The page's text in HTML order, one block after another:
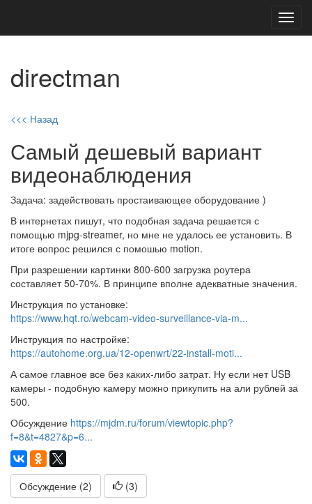
directman
<<< Назад
Самый дешевый вариант
видеонаблюдения
Задача: задействовать простаивающее оборудование )
В интернетах пишут, что подобная задача решается с
помощью mjpg-streamer, но мне не удалось ее установить. В
итоге вопрос решился с помошью motion.
При разрешении картинки 800-600 загрузка роутера
составляет 50-70%. В принципе вполне адекватные значения.
Инструкция по установке:
https://www.hqt.ro/webcam-video-surveillance-via-m...
Инструкция по настройке:
https://autohome.org.ua/12-openwrt/22-install-moti...
А самое главное все без каких-либо затрат. Ну если нет USB
камеры - подобную камеру можно прикупить на али рублей за
500.
Обсуждение https://mjdm.ru/forum/viewtopic.php?
f=8&t=4827&p=6...
Обсуждение (2) (3)